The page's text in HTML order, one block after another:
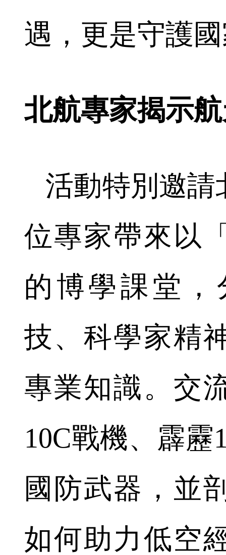
遇，更是守護
北航專家揭示
活動特別邀請
位專家帶來以
的博學課堂
技、科學家精
專業知識。交
10C戰機、霹
國防武器，並
如何助力低空